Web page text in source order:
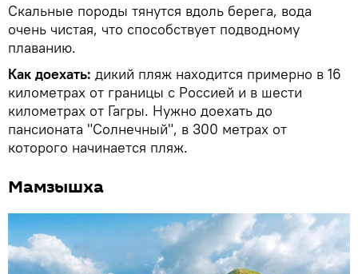
Скальные породы тянутся вдоль берега, вода
очень чистая, что способствует подводному
плаванию.
Как доехать: дикий пляж находится примерно в 16
километрах от границы с Россией и в шести
километрах от Гагры. Нужно доехать до
пансионата "Солнечный", в 300 метрах от
которого начинается пляж.
Мамзышха